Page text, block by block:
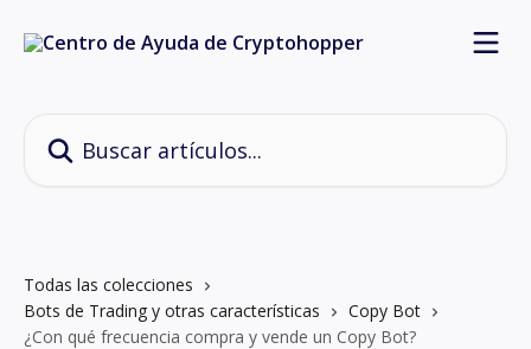
Todas las colecciones
Bots de Trading y otras características
Copy Bot
¿Con qué frecuencia compra y vende un Copy Bot?